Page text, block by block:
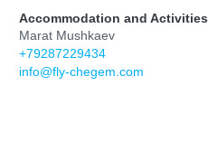
Accommodation and Activities
Marat Mushkaev
+79287229434
info@fly-chegem.com